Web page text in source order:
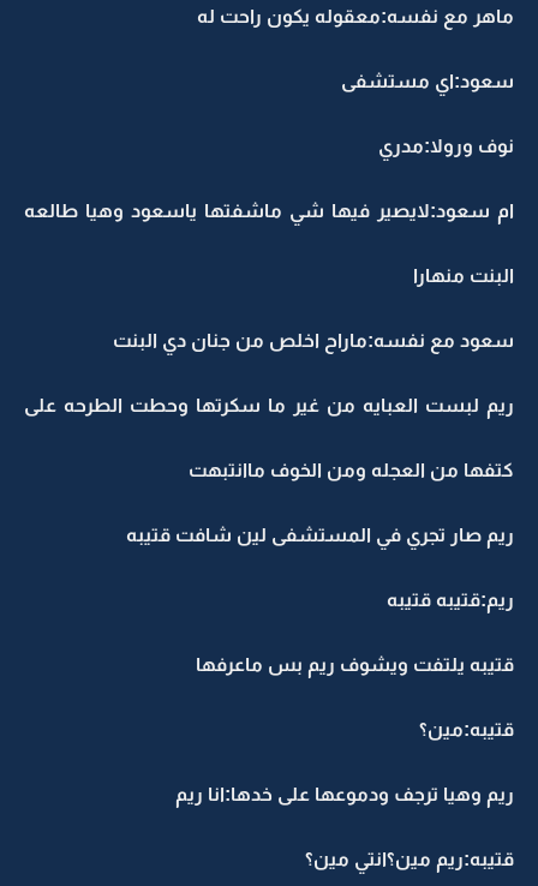
ماهر مع نفسه:معقوله يكون راحت له
سعود:اي مستشفى
نوف ورولا:مدري
ام سعود:لايصير فيها شي ماشفتها ياسعود وهيا طالعه
البنت منهارا
سعود مع نفسه:ماراح اخلص من جنان دي البنت
ريم لبست العبايه من غير ما سكرتها وحطت الطرحه على
كتفها من العجله ومن الخوف ماانتبهت
ريم صار تجري في المستشفى لين شافت قتيبه
ريم:قتيبه قتيبه
قتيبه يلتفت ويشوف ريم بس ماعرفها
قتيبه:مين؟
ريم وهيا ترجف ودموعها على خدها:انا ريم
قتيبه:ريم مين؟انتي مين؟